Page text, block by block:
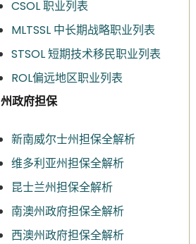
CSOL 职业列表
MLTSSL 中长期战略职业列表
STSOL 短期技术移民职业列表
ROL偏远地区职业列表
州政府担保
新南威尔士州担保全解析
维多利亚州担保全解析
昆士兰州担保全解析
南澳州政府担保全解析
西澳州政府担保全解析